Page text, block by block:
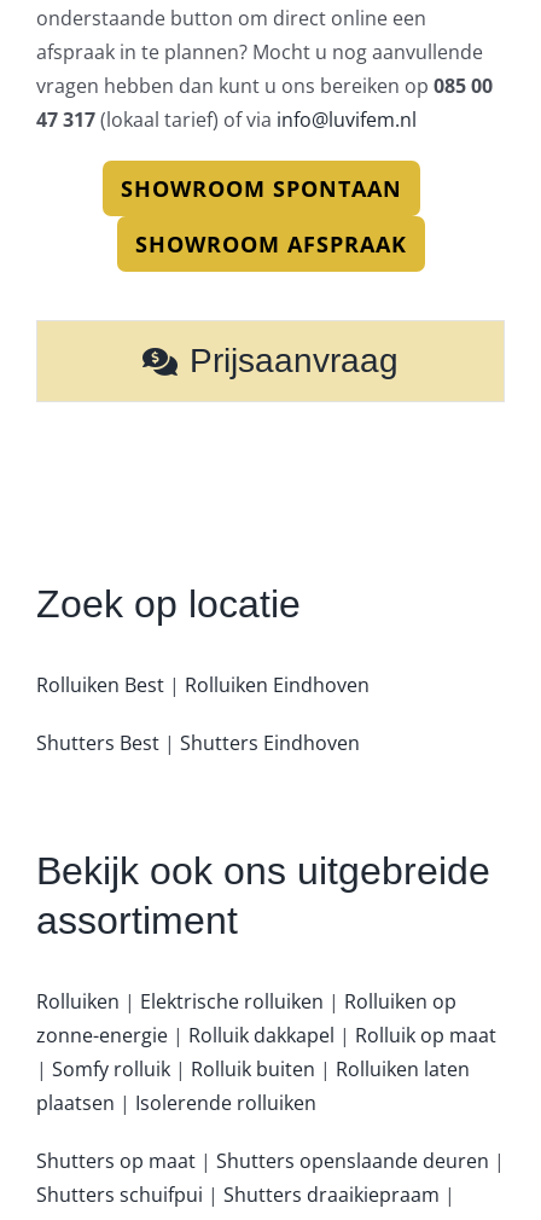
onderstaande button om direct online een
afspraak in te plannen? Mocht u nog aanvullende
vragen hebben dan kunt u ons bereiken op 085 00
47 317(lokaal tarief) of via info@luvifem.nl
SHOWROOM SPONTAAN
SHOWROOM AFSPRAAK
Prijsaanvraag
Zoek op locatie
Rolluiken Best| Rolluiken Eindhoven
Shutters Best| Shutters Eindhoven
Bekijk ook ons uitgebreide
assortiment
Rolluiken | Elektrische rolluiken | Rolluiken op
zonne-energie| Rolluik dakkapel | Rolluik op maat
| Somfy rolluik| Rolluik buiten | Rolluiken laten
plaatsen | Isolerende rolluiken
Shutters op maat| Shutters openslaande deuren |
Shutters schuifpui | Shutters draaikiepraam |